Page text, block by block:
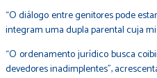
“O diálogo entre genitores pode
integram uma dupla parental cuja
“O ordenamento jurídico busca
devedores inadimplentes”,